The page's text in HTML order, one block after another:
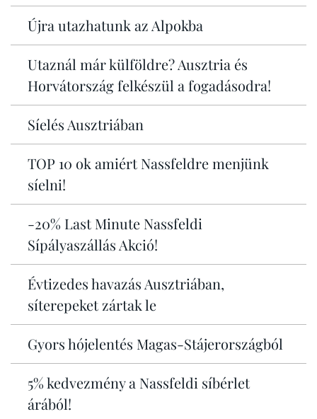
Újra utazhatunk az Alpokba
Utaznál már külföldre? Ausztria és
Horvátország felkészül a fogadásodra!
Síelés Ausztriában
TOP 10 ok amiért Nassfeldre menjünk
síelni!
-20% Last Minute Nassfeldi
Sípályaszállás Akció!
Évtizedes havazás Ausztriában,
síterepeket zártak le
Gyors hójelentés Magas-Stájerországból
5% kedvezmény a Nassfeldi síbérlet
árából!